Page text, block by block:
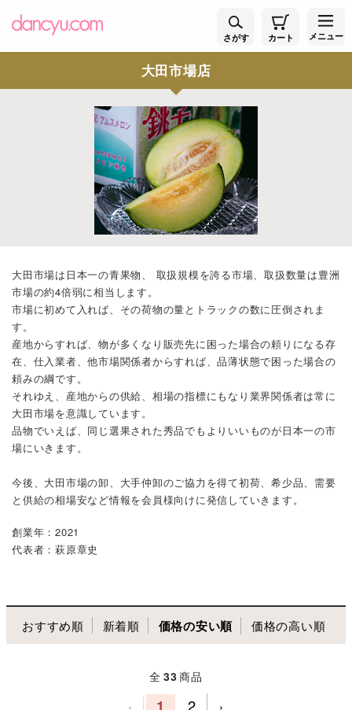
さがす カート メニュー
大田市場店
大田市場は日本一の青果物、 取扱規模を誇る市場、取扱数量は豊洲
市場の約4倍弱に相当します。
市場に初めて入れば、その荷物の量とトラックの数に圧倒されま
す。
産地からすれば、物が多くなり販売先に困った場合の頼りになる存
在、仕入業者、他市場関係者からすれば、品薄状態で困った場合の
頼みの綱です。
それゆえ、産地からの供給、相場の指標にもなり業界関係者は常に
大田市場を意識しています。
品物でいえば、同じ選果された秀品でもよりいいものが日本一の市
場にいきます。
今後、大田市場の卸、大手仲卸のご協力を得て初荷、希少品、需要
と供給の相場安など情報を会員様向けに発信していきます。
創業年：2021
代表者：萩原章史
おすすめ順 新着順 価格の安い順 価格の高い順
全 33商品
‹ 1 2 ›